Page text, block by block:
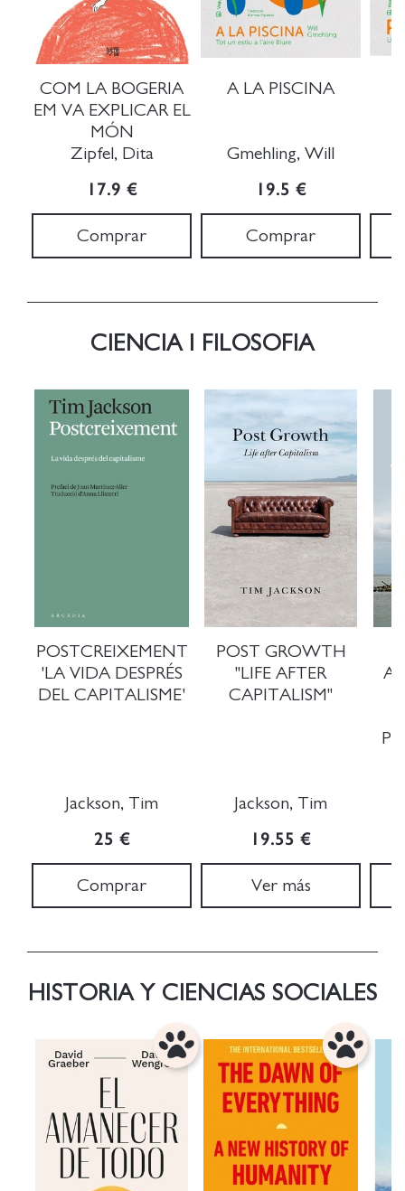
COM LA BOGERIA
EM VA EXPLICAR EL
MÓN
Zipfel, Dita
17.9 €
Comprar
A LA PISCINA
Gmehling, Will
19.5 €
Comprar
CIENCIA I FILOSOFIA
POSTCREIXEMENT
'LA VIDA DESPRÉS
DEL CAPITALISME'
Jackson, Tim
25 €
Comprar
POST GROWTH
"LIFE AFTER
CAPITALISM"
Jackson, Tim
19.55 €
Ver más
HISTORIA Y CIENCIAS SOCIALES